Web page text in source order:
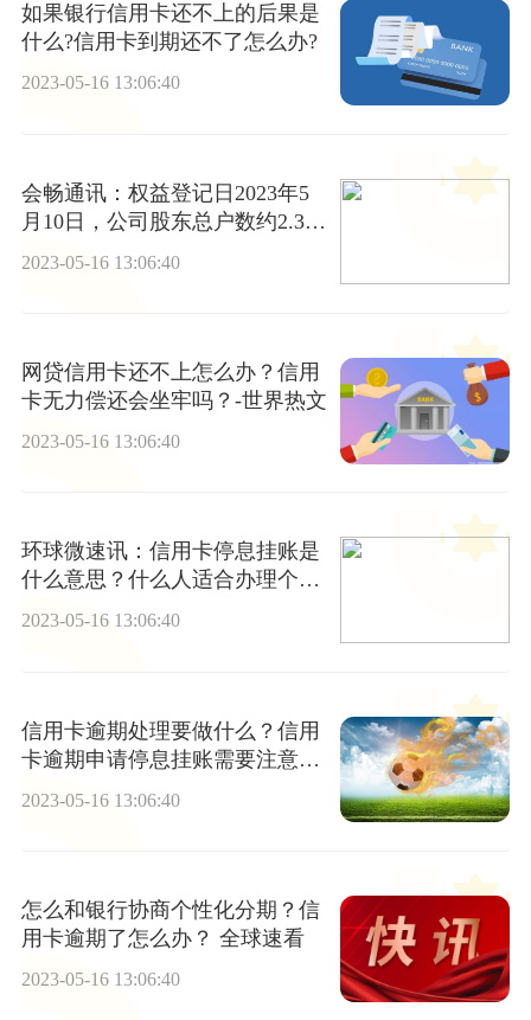
如果银行信用卡还不上的后果是
什么?信用卡到期还不了怎么办?
2023-05-16 13:06:40
会畅通讯：权益登记日2023年5
月10日，公司股东总户数约2.3万
2023-05-16 13:06:40
网贷信用卡还不上怎么办？信用
卡无力偿还会坐牢吗？-世界热文
2023-05-16 13:06:40
环球微速讯：信用卡停息挂账是
什么意思？什么人适合办理个性
化分期还款？
2023-05-16 13:06:40
信用卡逾期处理要做什么？信用
卡逾期申请停息挂账需要注意什
2023-05-16 13:06:40
怎么和银行协商个性化分期？信
用卡逾期了怎么办？ 全球速看
2023-05-16 13:06:40